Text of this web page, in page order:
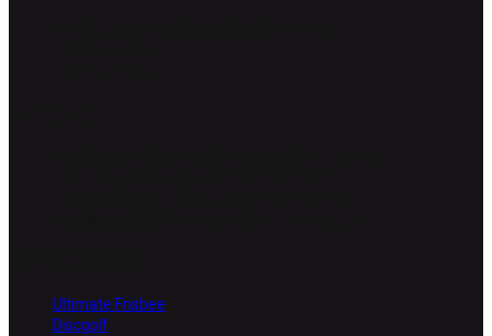
Ultimate Frisbee
Discgolf